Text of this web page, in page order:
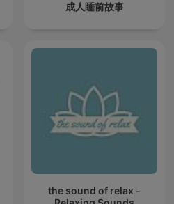
成人睡前故事
the sound of relax -